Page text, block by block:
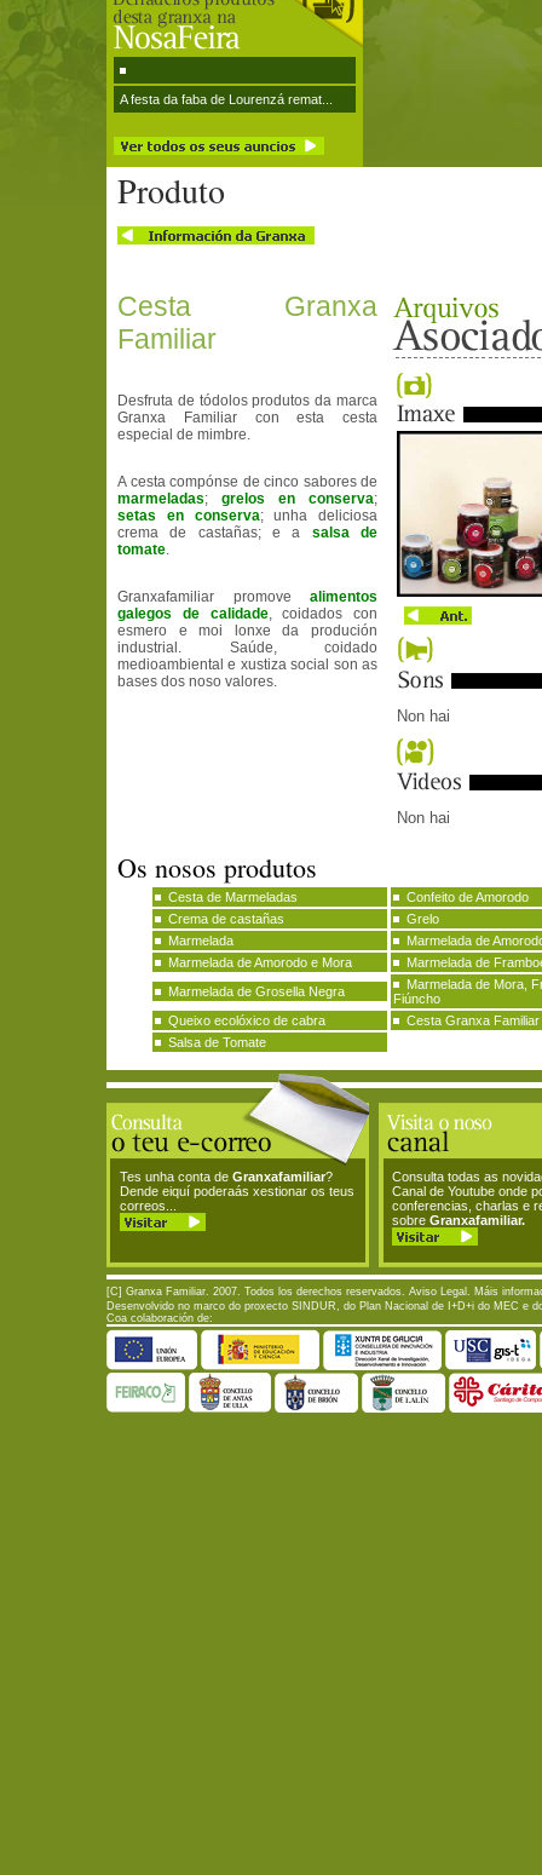
A festa da faba de Lourenzá remat...
Produto
Non hai
Non hai
Cesta Granxa
Familiar
Desfruta de tódolos produtos da marca
Granxa Familiar con esta cesta
especial de mimbre.
A cesta compónse de cinco sabores de
marmeladas; grelos en conserva;
setas en conserva; unha deliciosa
crema de castañas; e a salsa de
tomate.
Granxafamiliar promove alimentos
galegos de calidade, coidados con
esmero e moi lonxe da produción
industrial. Saúde, coidado
medioambiental e xustiza social son as
bases dos noso valores.
Os nosos produtos
Cesta de Marmeladas
Confeito de Amorodo
Crema de castañas
Grelo
Marmelada
Marmelada de
Marmelada de Amorodo e Mora
Marmelada de
Marmelada de Grosella Negra
Marmelada de Mora,
Fiúncho
Queixo ecolóxico de cabra
Cesta Granxa Familiar
Salsa de Tomate
Tes unha conta de Granxafamiliar?
Dende eiquí poderaás xestionar os teus
correos...
Consulta todas as
Canal de Youtube onde
conferencias, charlas e
sobre Granxafamiliar.
[C] Granxa Familiar. 2007. Todos los derechos reservados. Aviso Legal . Máis
Desenvolvido no marco do proxecto SINDUR, do Plan Nacional de I+D+i do MEC e
Coa colaboración de: